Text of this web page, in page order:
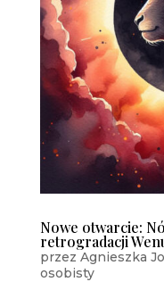
Nowe otwarcie:
retrogradacji
przez Agnieszka
osobisty